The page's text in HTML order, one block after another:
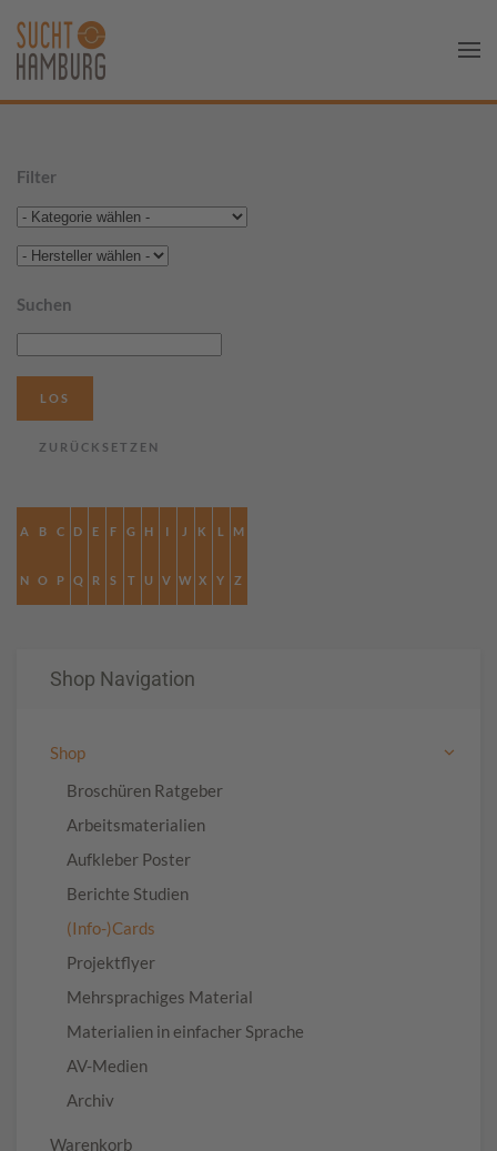
Filter
Suchen
A B C D E F G H I J K L M
N O P Q R S T U V W X Y Z
Shop Navigation
Shop
Broschüren Ratgeber
Arbeitsmaterialien
Aufkleber Poster
Berichte Studien
(Info-)Cards
Projektflyer
Mehrsprachiges Material
Materialien in einfacher Sprache
AV-Medien
Archiv
Warenkorb